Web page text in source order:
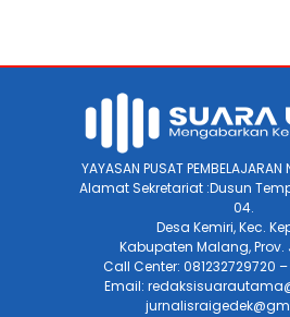
YAYASAN PUSAT PEMBELAJARAN
Alamat Sekretariat :Dusun
04.
Desa Kemiri, Kec.
Kabupaten Malang,
Call Center: 081232729720
Email: